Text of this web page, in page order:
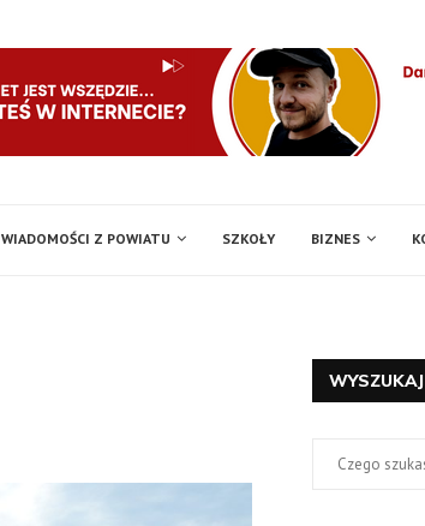
WIADOMOŚCI Z POWIATU SZKOŁY BIZNES
WYSZUKAJ